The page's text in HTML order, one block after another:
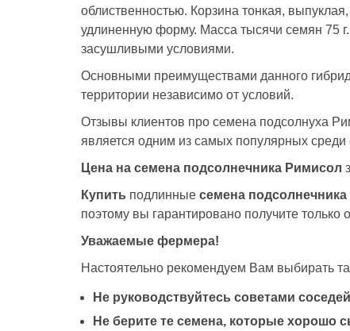
облиственностью. Корзина тонкая,
удлиненную форму. Масса тысячи семян 75
засушливыми условиями.
Основными преимуществами данного
территории независимо от условий.
Отзывы клиентов про семена подсолнуха
является одним из самых популярных
Цена на семена подсолнечника Римисол
Купить подлинные семена
поэтому вы гарантировано получите только
Уважаемые фермера!
Настоятельно рекомендуем Вам выбирать
Не руководствуйтесь советами
Не берите те семена, которые хорошо